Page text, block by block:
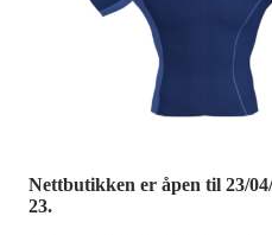
Nettbutikken er åpen til 23/
23.